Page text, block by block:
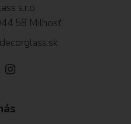
s.r.o.
58 Milhosť